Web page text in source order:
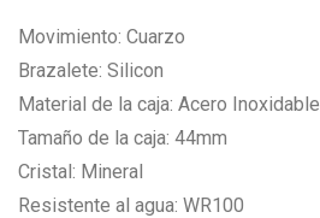
Movimiento: Cuarzo
Brazalete: Silicon
Material de la caja: Acero Inoxidable
Tamaño de la caja: 44mm
Cristal: Mineral
Resistente al agua: WR100